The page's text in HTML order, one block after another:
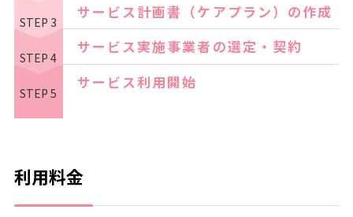
STEP 3
サービス計画書（ケアプラン）の作成
STEP 4
サービス実施事業者の選定・契約
STEP 5
サービス利用開始
利用料金